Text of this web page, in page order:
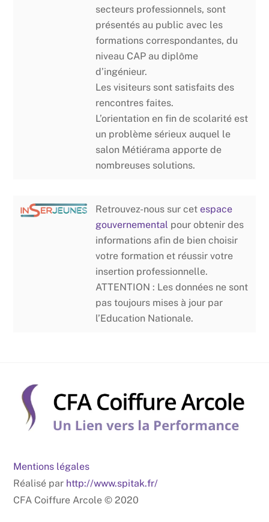
secteurs professionnels, sont
présentés au public avec les
formations correspondantes, du
niveau CAP au diplôme
d’ingénieur.
Les visiteurs sont satisfaits des
rencontres faites.
L’orientation en fin de scolarité est
un problème sérieux auquel le
salon Métiérama apporte de
nombreuses solutions.
Retrouvez-nous sur cet espace
gouvernemental pour obtenir des
informations afin de bien choisir
votre formation et réussir votre
insertion professionnelle.
ATTENTION : Les données ne sont
pas toujours mises à jour par
l’Education Nationale.
Mentions légales
Réalisé par http://www.spitak.fr/
CFA Coiffure Arcole © 2020